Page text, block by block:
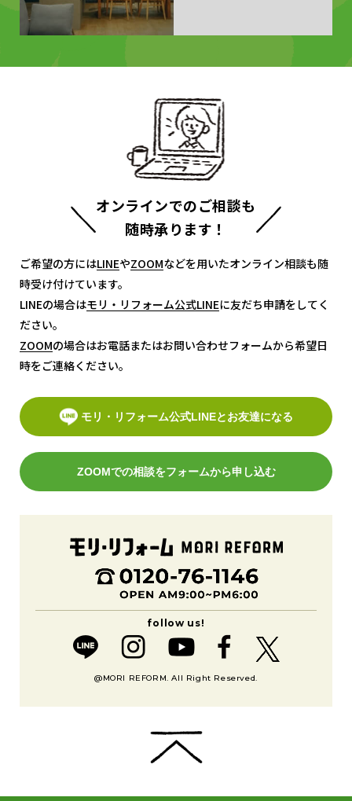
オンラインでのご相談も
随時承ります！
ご希望の方にはLINE
LINEやZOOM
ZOOMなどを用いたオンライン相談も随
時受け付けています。
LINEの場合はモリ・リフォーム公式LINE
モリ・リフォーム公式LINEに友だち申請をしてく
ださい。
ZOOM
ZOOMの場合はお電話またはお問い合わせフォームから希望日
時をご連絡ください。
モリ・リフォーム公式LINEとお友達になる
ZOOMでの相談をフォームから申し込む
@MORI REFORM. All Right Reserved.